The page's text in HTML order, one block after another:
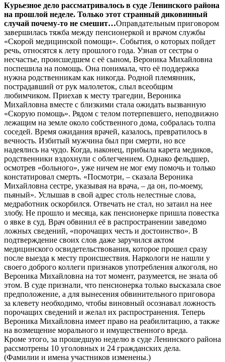
Курьезное дело рассматривалось в суде Ленинского района
на прошлой неделе. Только этот странный диковинный
случай почему-то не смешит…Оправдательным приговором
завершилась тяжба между пенсионеркой и врачом службы
«Скорой медицинской помощи». События, о которых пойдет
речь, относятся к лету прошлого года. Узнав от сестры о
несчастье, происшедшем с её сыном, Вероника Михайловна
поспешила на помощь. Она понимала, что её поддержка
нужна родственникам как никогда. Родной племянник,
пострадавший от рук малолеток, слыл всеобщим
любимчиком. Приехав к месту трагедии, Вероника
Михайловна вместе с близкими стала ожидать вызванную
«Скорую помощь». Рядом с телом потерпевшего, неподвижно
лежащим на земле около собственного дома, собралась толпа
соседей. Время ожидания врачей, казалось, превратилось в
вечность. Избитый мужчина был при смерти, но все
надеялись на чудо. Когда, наконец, прибыла карета медиков,
родственники вздохнули с облегчением. Однако фельдшер,
осмотрев «больного», уже ничем не мог ему помочь и только
констатировал смерть. «Посмотри, – сказала Вероника
Михайловна сестре, указывая на врача, – да он, по-моему,
пьяный». Услышав в свой адрес столь нелестные слова,
медработник оскорбился. Отвечать не стал, но затаил на нее
злобу. Не прошло и месяца, как пенсионерке пришла повестка
о явке в суд. Врач обвинил её в распространении заведомо
ложных сведений, «порочащих честь и достоинство». В
подтверждение своих слов даже заручился актом
медицинского освидетельствования, которое прошел сразу
после выезда к месту происшествия. Наркологи не нашли у
своего доброго коллеги признаков употребления алкоголя, но
Вероника Михайловна на тот момент, разумеется, не знала об
этом. В суде признали, что пенсионерка только высказала свое
предположение, а для вынесения обвинительного приговора
за клевету необходимо, чтобы виновный осознавал ложность
порочащих сведений и желал их распространения. Теперь
Вероника Михайловна имеет право на реабилитацию, а также
на возмещение морального и имущественного вреда.
Кроме этого, за прошедшую неделю в суде Ленинского района
рассмотрены 10 уголовных и 24 гражданских дела.
(Фамилии и имена участников изменены.)